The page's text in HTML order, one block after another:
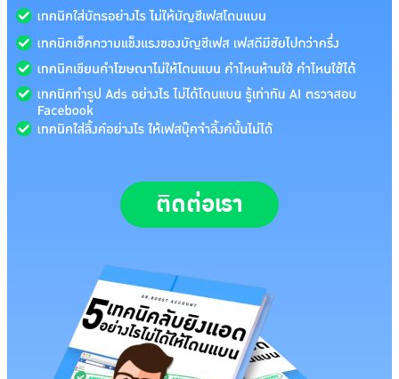
ติดต่อเรา